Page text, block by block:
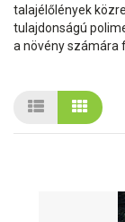
talajélőlények
tulajdonságú
a növény számára